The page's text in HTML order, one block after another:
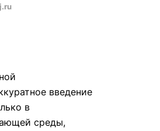
введение
в
среды,